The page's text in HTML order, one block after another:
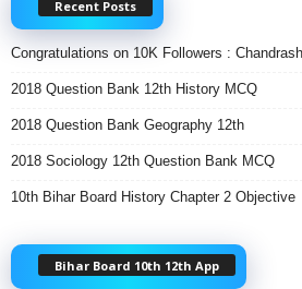
Recent Posts
Congratulations on 10K Followers :
2018 Question Bank 12th History MCQ
2018 Question Bank Geography 12th
2018 Sociology 12th Question Bank MCQ
10th Bihar Board History Chapter 2 Objective
Bihar Board 10th 12th App